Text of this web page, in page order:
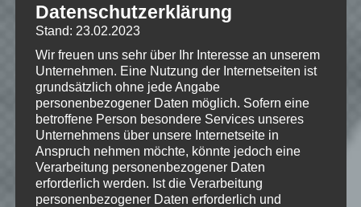
© 2009-2015. "Minecraft" is a trademark
of Mojang AB
Wie gefällt dir dieser Beitrag?
Klicke hier und lasse
eine Bewertung da!
Datenschutzerklärung
Stand: 23.02.2023
Wir freuen uns sehr über Ihr Interesse an unserem
Unternehmen. Eine Nutzung der Internetseiten ist
grundsätzlich ohne jede Angabe
personenbezogener Daten möglich. Sofern eine
betroffene Person besondere Services unseres
Unternehmens über unsere Internetseite in
Anspruch nehmen möchte, könnte jedoch eine
Verarbeitung personenbezogener Daten
erforderlich werden. Ist die Verarbeitung
personenbezogener Daten erforderlich und